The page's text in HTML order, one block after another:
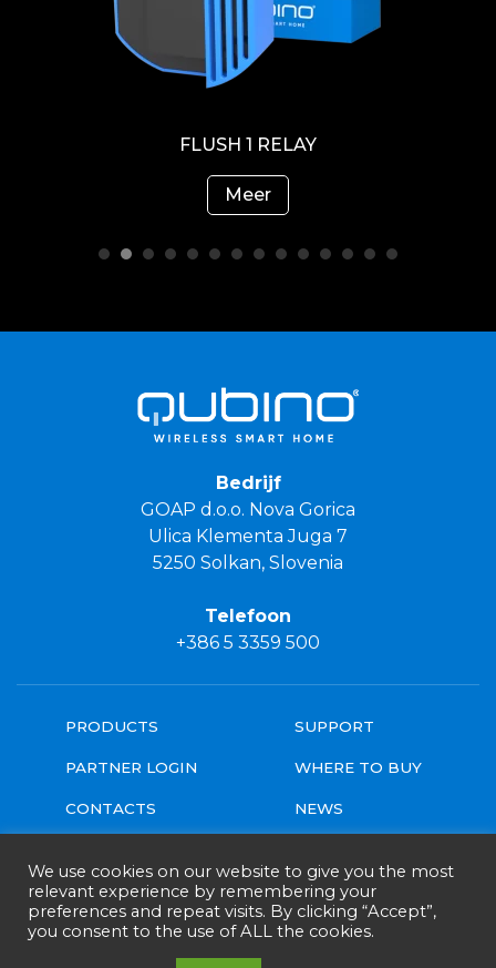
FLUSH 1D RELAY
Meer
Bedrijf
GOAP d.o.o. Nova Gorica
Ulica Klementa Juga 7
5250 Solkan, Slovenia
Telefoon
+386 5 3359 500
PRODUCTS
PARTNER LOGIN
CONTACTS
SUPPORT
WHERE TO BUY
NEWS
Follow us
We use cookies on our website to give you the most
relevant experience by remembering your
preferences and repeat visits. By clicking “Accept”,
you consent to the use of ALL the cookies.